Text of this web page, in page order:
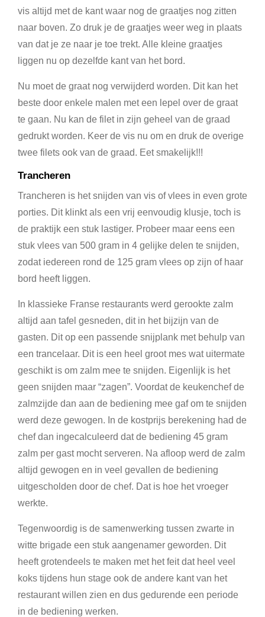
vis altijd met de kant waar nog de graatjes nog zitten
naar boven. Zo druk je de graatjes weer weg in plaats
van dat je ze naar je toe trekt. Alle kleine graatjes
liggen nu op dezelfde kant van het bord.
Nu moet de graat nog verwijderd worden. Dit kan het
beste door enkele malen met een lepel over de graat
te gaan. Nu kan de filet in zijn geheel van de graad
gedrukt worden. Keer de vis nu om en druk de overige
twee filets ook van de graad. Eet smakelijk!!!
Trancheren
Trancheren is het snijden van vis of vlees in even grote
porties. Dit klinkt als een vrij eenvoudig klusje, toch is
de praktijk een stuk lastiger. Probeer maar eens een
stuk vlees van 500 gram in 4 gelijke delen te snijden,
zodat iedereen rond de 125 gram vlees op zijn of haar
bord heeft liggen.
In klassieke Franse restaurants werd gerookte zalm
altijd aan tafel gesneden, dit in het bijzijn van de
gasten. Dit op een passende snijplank met behulp van
een trancelaar. Dit is een heel groot mes wat uitermate
geschikt is om zalm mee te snijden. Eigenlijk is het
geen snijden maar “zagen”. Voordat de keukenchef de
zalmzijde dan aan de bediening mee gaf om te snijden
werd deze gewogen. In de kostprijs berekening had de
chef dan ingecalculeerd dat de bediening 45 gram
zalm per gast mocht serveren. Na afloop werd de zalm
altijd gewogen en in veel gevallen de bediening
uitgescholden door de chef. Dat is hoe het vroeger
werkte.
Tegenwoordig is de samenwerking tussen zwarte in
witte brigade een stuk aangenamer geworden. Dit
heeft grotendeels te maken met het feit dat heel veel
koks tijdens hun stage ook de andere kant van het
restaurant willen zien en dus gedurende een periode
in de bediening werken.